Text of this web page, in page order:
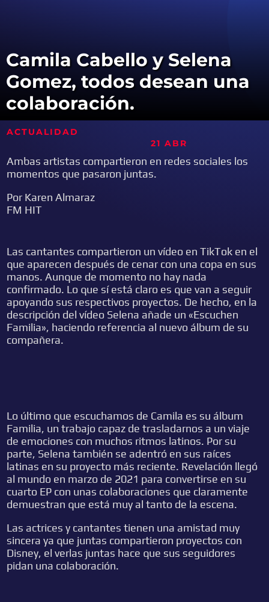
Camila Cabello y Selena
Gomez, todos desean una
colaboración.
ACTUALIDAD
21 ABR
Ambas artistas compartieron en redes sociales los
momentos que pasaron juntas.
Por Karen Almaraz
FM HIT
Las cantantes compartieron un vídeo en TikTok en el
que aparecen después de cenar con una copa en sus
manos. Aunque de momento no hay nada
confirmado. Lo que sí está claro es que van a seguir
apoyando sus respectivos proyectos. De hecho, en la
descripción del vídeo Selena añade un «Escuchen
Familia», haciendo referencia al nuevo álbum de su
compañera.
Lo último que escuchamos de Camila es su álbum
Familia, un trabajo capaz de trasladarnos a un viaje
de emociones con muchos ritmos latinos. Por su
parte, Selena también se adentró en sus raíces
latinas en su proyecto más reciente. Revelación llegó
al mundo en marzo de 2021 para convertirse en su
cuarto EP con unas colaboraciones que claramente
demuestran que está muy al tanto de la escena.
Las actrices y cantantes tienen una amistad muy
sincera ya que juntas compartieron proyectos con
Disney, el verlas juntas hace que sus seguidores
pidan una colaboración.